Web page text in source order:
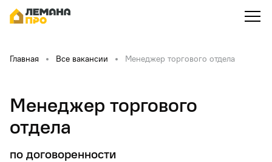
Главная Все вакансии Менеджер торгового отдела
Менеджер торгового
отдела
по договоренности